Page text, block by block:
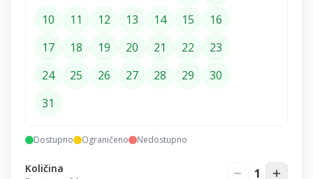
10
11 12 13 14 15
16
17
18 19 20 21 22
23
24
25 26 27 28 29
30
31
Dostupno Ograničeno Nedostupno
Količina 1